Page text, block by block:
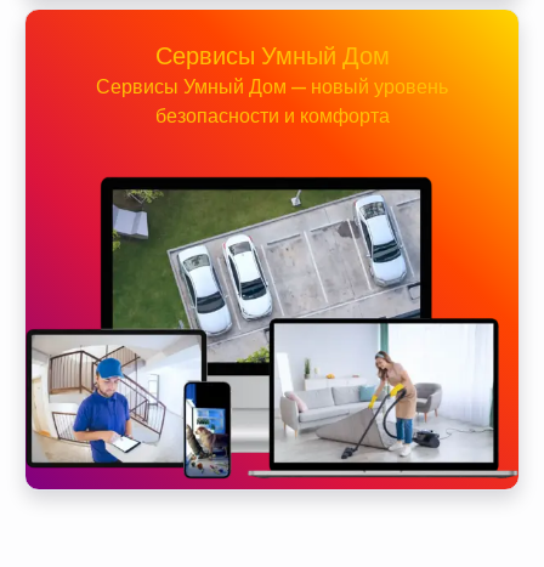
Сервисы Умный Дом
Сервисы Умный Дом — новый уровень
безопасности и комфорта